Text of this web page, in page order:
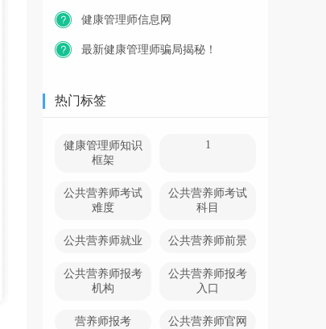
健康管理师信息网
最新健康管理师骗局揭秘！
热门标签
健康管理师知识
框架
1
公共营养师考试
难度
公共营养师考试
科目
公共营养师就业 公共营养师前景
公共营养师报考
机构
公共营养师报考
入口
营养师报考 公共营养师官网